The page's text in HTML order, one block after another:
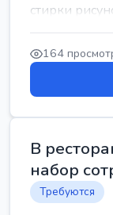
стирки
164
В
набор
Требуются